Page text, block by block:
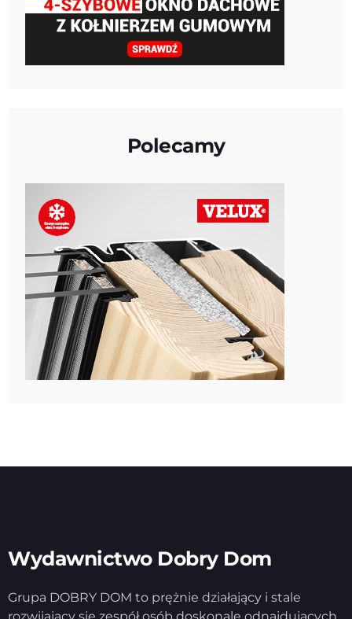
Polecamy
Wydawnictwo Dobry Dom
Grupa DOBRY DOM to prężnie działający i stale